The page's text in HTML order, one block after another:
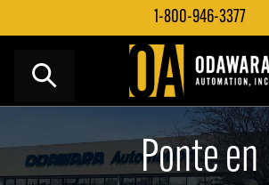
contenido
1-800-946-3377
Ponte en